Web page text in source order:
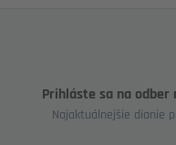
Prihláste sa na
Najaktuálnejšie dianie